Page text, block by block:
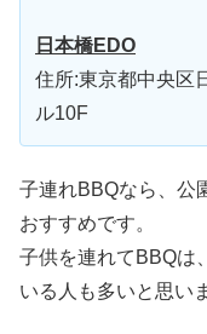
日本橋EDO
住所:東京都中央区
ル10F
子連れBBQなら、公
おすすめです。
子供を連れてBBQは
いる人も多いと思い